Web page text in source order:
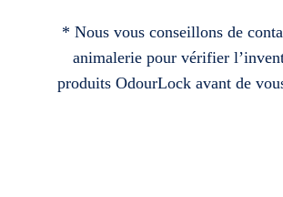
* Nous vous conseillons de
animalerie pour vérifier
produits OdourLock avant de